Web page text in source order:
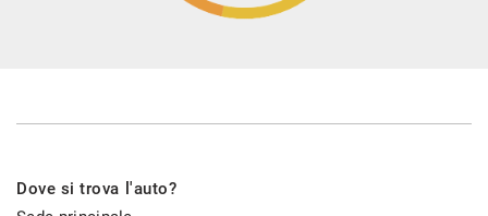
Dove si trova l'auto?